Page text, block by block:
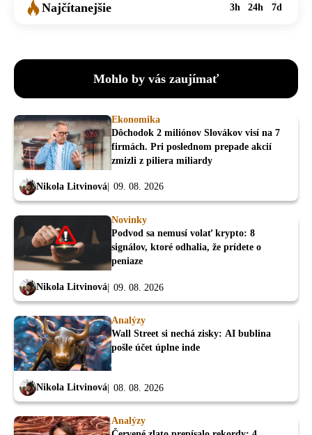
Najčítanejšie 3h 24h 7d
Mohlo by vás zaujímať
Ekonomika
Dôchodok 2 miliónov Slovákov visí na 7
firmách. Pri poslednom prepade akcií
zmizli z piliera miliardy
Nikola Litvinová 09. 08. 2026
Novinky
Podvod sa nemusí volať krypto: 8
signálov, ktoré odhalia, že prídete o
peniaze
Nikola Litvinová 09. 08. 2026
Analýzy
Wall Street si nechá zisky: AI bublina
pošle účet úplne inde
Nikola Litvinová 08. 08. 2026
Analýzy